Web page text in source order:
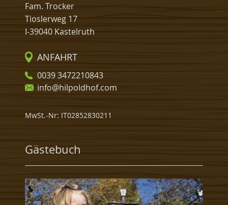
Fam. Trocker
Tioslerweg 17
I-39040 Kastelruth
ANFAHRT
0039 3472210843
info@hilpoldhof.com
MwSt.-Nr: IT02852830211
Gästebuch